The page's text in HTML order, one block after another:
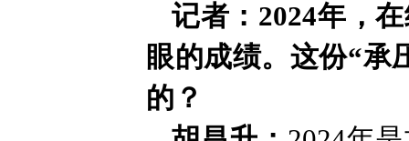
记者：2024年，
眼的成绩。这份“承
的？